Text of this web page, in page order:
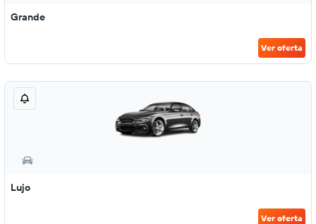
Grande
Ver oferta
Lujo
Ver oferta